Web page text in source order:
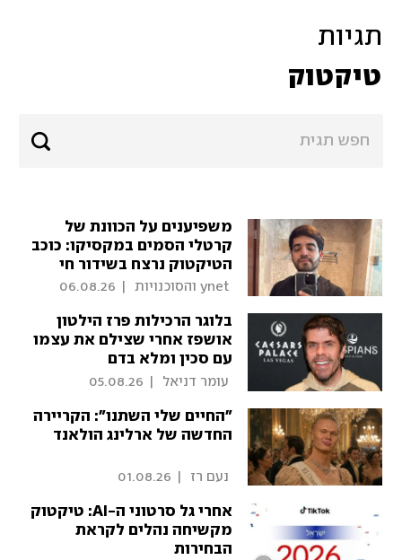
תגיות
טיקטוק
משפיענים על הכוונת של
קרטלי הסמים במקסיקו: כוכב
הטיקטוק נרצח בשידור חי
06.08.26
בלוגר הרכילות פרז הילטון
אושפז אחרי שצילם את עצמו
עם סכין ומלא בדם
עומר דניאל 05.08.26
"החיים שלי השתנו": הקריירה
החדשה של ארלינג הולאנד
נעם רז 01.08.26
אחרי גל סרטוני ה-AI: טיקטוק
מקשיחה נהלים לקראת
הבחירות